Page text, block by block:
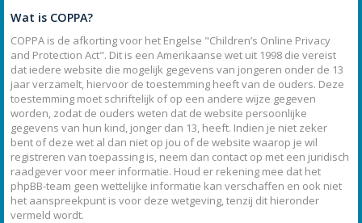
Wat is COPPA?
COPPA is de afkorting voor het Engelse "Children’s Online Privacy
and Protection Act". Dit is een Amerikaanse wet uit 1998 die vereist
dat iedere website die mogelijk gegevens van jongeren onder de 13
jaar verzamelt, hiervoor de toestemming heeft van de ouders. Deze
toestemming moet schriftelijk of op een andere wijze gegeven
worden, zodat de ouders weten dat de website persoonlijke
gegevens van hun kind, jonger dan 13, heeft. Indien je niet zeker
bent of deze wet al dan niet op jou of de website waarop je wil
registreren van toepassing is, neem dan contact op met een juridisch
raadgever voor meer informatie. Houd er rekening mee dat het
phpBB-team geen wettelijke informatie kan verschaffen en ook niet
het aanspreekpunt is voor deze wetgeving, tenzij dit hieronder
vermeld wordt.